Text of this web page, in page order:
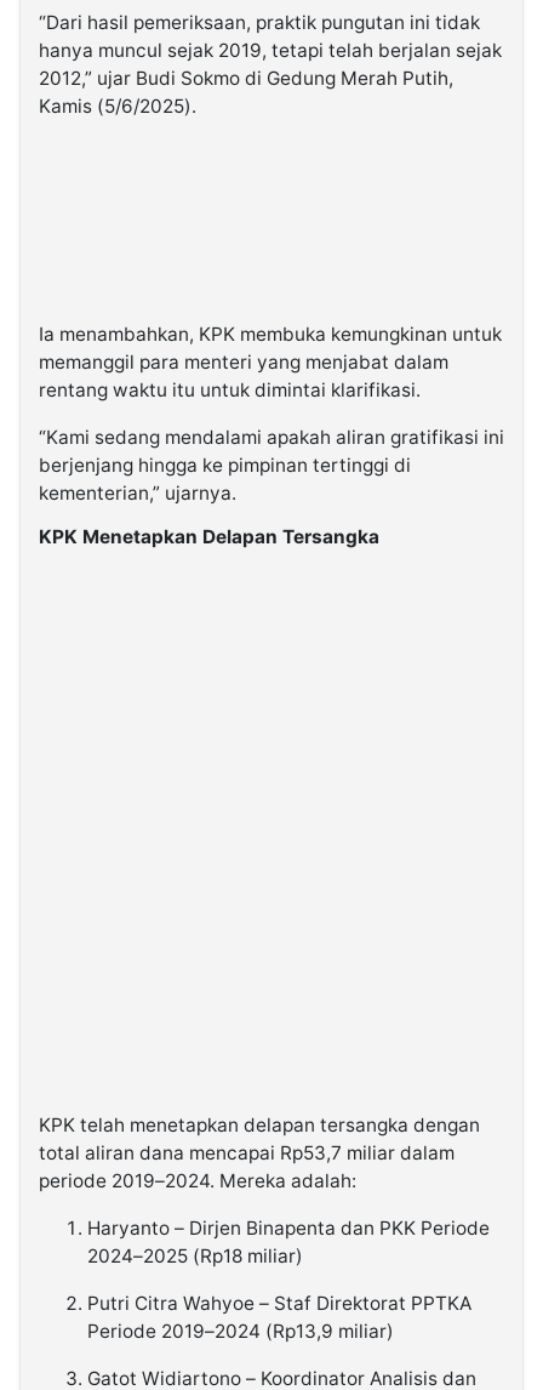
“Dari hasil pemeriksaan, praktik pungutan ini tidak
hanya muncul sejak 2019, tetapi telah berjalan sejak
2012,” ujar Budi Sokmo di Gedung Merah Putih,
Kamis (5/6/2025).
Ia menambahkan, KPK membuka kemungkinan untuk
memanggil para menteri yang menjabat dalam
rentang waktu itu untuk dimintai klarifikasi.
“Kami sedang mendalami apakah aliran gratifikasi ini
berjenjang hingga ke pimpinan tertinggi di
kementerian,” ujarnya.
KPK Menetapkan Delapan Tersangka
KPK telah menetapkan delapan tersangka dengan
total aliran dana mencapai Rp53,7 miliar dalam
periode 2019–2024. Mereka adalah:
Haryanto – Dirjen Binapenta dan PKK Periode
2024–2025 (Rp18 miliar)
Putri Citra Wahyoe – Staf Direktorat PPTKA
Periode 2019–2024 (Rp13,9 miliar)
Gatot Widiartono – Koordinator Analisis dan